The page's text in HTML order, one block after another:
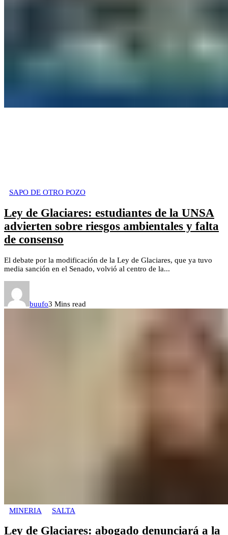
SAPO DE OTRO POZO
Ley de Glaciares: estudiantes de la UNSA
advierten sobre riesgos ambientales y falta
de consenso
El debate por la modificación de la Ley de Glaciares, que ya tuvo
media sanción en el Senado, volvió al centro de la...
buufo3 Mins read
MINERIA SALTA
Ley de Glaciares: abogado denunciará a la